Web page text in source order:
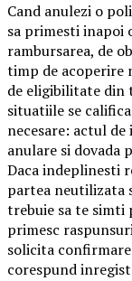
Cand anulezi o
sa primesti
rambursarea, de
timp de acoperire
de eligibilitate din
situatiile se
necesare: actul
anulare si dovada
Daca indeplinesti
partea neutilizata
trebuie sa te
primesc
solicita
corespund